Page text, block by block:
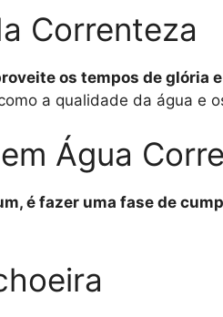
Correnteza
os tempos de glória
a qualidade da água e
Água
é fazer uma fase de